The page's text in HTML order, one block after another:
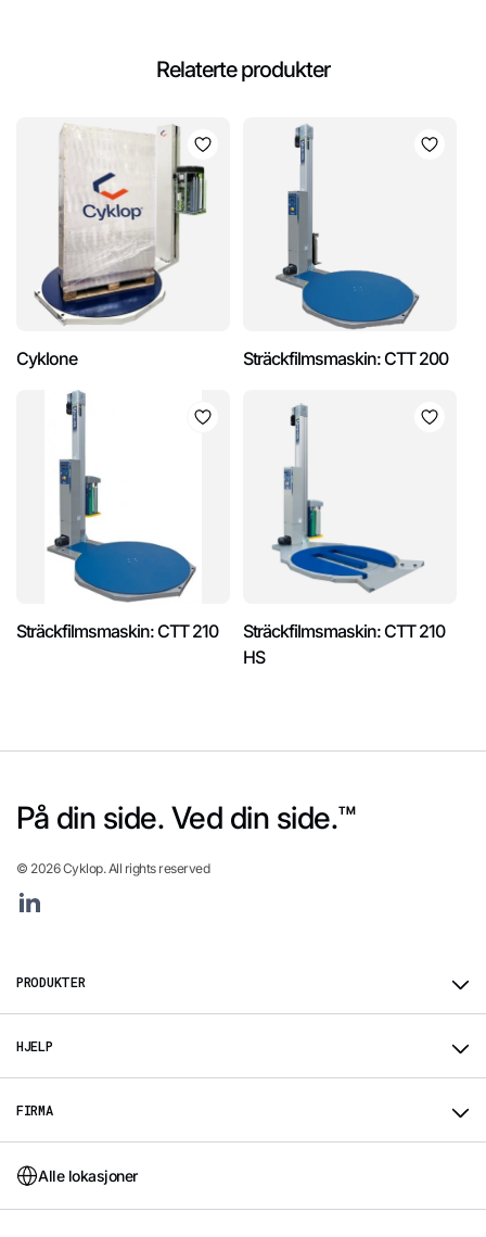
Relaterte produkter
Cyklone Sträckfilmsmaskin: CTT 200
Sträckfilmsmaskin: CTT 210
Sträckfilmsmaskin: CTT 210
HS
På din side. Ved din side.™
© 2026 Cyklop. All rights reserved
Linkedin
PRODUKTER
HJELP
FIRMA
Alle lokasjoner